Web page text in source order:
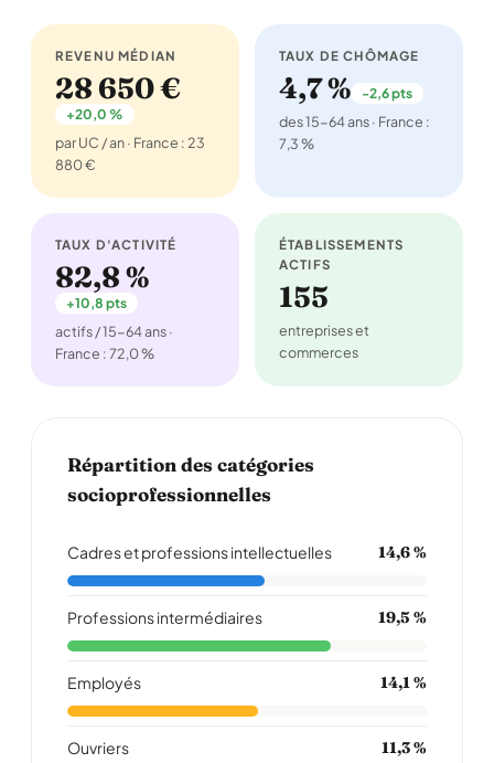
REVENU MÉDIAN
28 650 €
+20,0 %
par UC / an · France : 23
880 €
TAUX DE CHÔMAGE
4,7 % -2,6 pts
des 15-64 ans · France :
7,3 %
TAUX D'ACTIVITÉ
82,8 %
+10,8 pts
actifs / 15-64 ans ·
France : 72,0 %
ÉTABLISSEMENTS
ACTIFS
155
entreprises et
commerces
Répartition des catégories
socioprofessionnelles
Cadres et professions intellectuelles 14,6 %
Professions intermédiaires 19,5 %
Employés 14,1 %
Ouvriers 11,3 %